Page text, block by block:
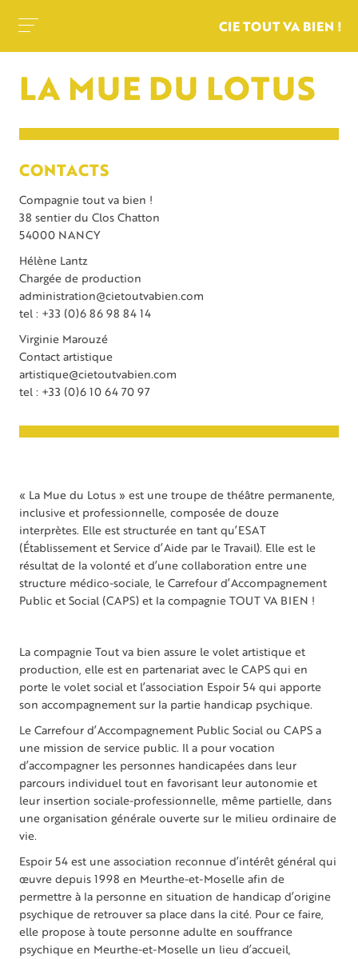
LA MUE DU LOTUS
CONTACTS
Compagnie tout va bien !
38 sentier du Clos Chatton
54000 NANCY
Hélène Lantz
Chargée de production
administration@cietoutvabien.com
tel : +33 (0)6 86 98 84 14
Virginie Marouzé
Contact artistique
artistique@cietoutvabien.com
tel : +33 (0)6 10 64 70 97
« La Mue du Lotus » est une troupe de théâtre permanente,
inclusive et professionnelle, composée de douze
interprètes. Elle est structurée en tant qu’ESAT
(Établissement et Service d’Aide par le Travail). Elle est le
résultat de la volonté et d’une collaboration entre une
structure médico-sociale, le Carrefour d’Accompagnement
Public et Social (CAPS) et la compagnie TOUT VA BIEN !
La compagnie Tout va bien assure le volet artistique et
production, elle est en partenariat avec le CAPS qui en
porte le volet social et l’association Espoir 54 qui apporte
son accompagnement sur la partie handicap psychique.
Le Carrefour d’Accompagnement Public Social ou CAPS a
une mission de service public. Il a pour vocation
d’accompagner les personnes handicapées dans leur
parcours individuel tout en favorisant leur autonomie et
leur insertion sociale-professionnelle, même partielle, dans
une organisation générale ouverte sur le milieu ordinaire de
vie.
Espoir 54 est une association reconnue d’intérêt général qui
œuvre depuis 1998 en Meurthe-et-Moselle afin de
permettre à la personne en situation de handicap d’origine
psychique de retrouver sa place dans la cité. Pour ce faire,
elle propose à toute personne adulte en souffrance
psychique en Meurthe-et-Moselle un lieu d’accueil,
CIE TOUT VA BIEN !